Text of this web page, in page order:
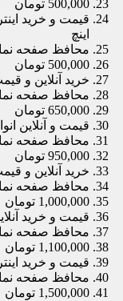
500,000 تومان
اینچ
محافظ صفحه نمایش
500,000 تومان
خرید آنلاین و
محافظ صفحه نمایش
650,000 تومان
قیمت و آنلاین
محافظ صفحه نمایش
950,000 تومان
خرید آنلاین و
محافظ صفحه نمایش
1,000,000 تومان
قیمت و خرید
محافظ صفحه نمایش
1,100,000 تومان
قیمت و خرید
محافظ صفحه نمایش
1,500,000 تومان